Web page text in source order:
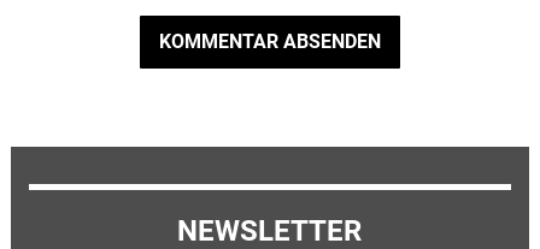
KOMMENTAR ABSENDEN
NEWSLETTER